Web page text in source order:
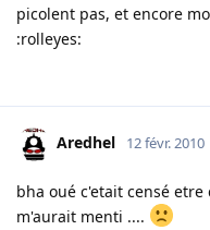
picolent pas, et encore
:rolleyes:
Aredhel 12 févr. 2010
bha oué c'etait censé
m'aurait menti ....